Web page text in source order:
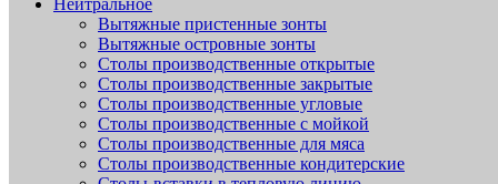
Нейтральное
Вытяжные пристенные зонты
Вытяжные островные зонты
Столы производственные открытые
Столы производственные закрытые
Столы производственные угловые
Столы производственные с мойкой
Столы производственные для мяса
Столы производственные кондитерские